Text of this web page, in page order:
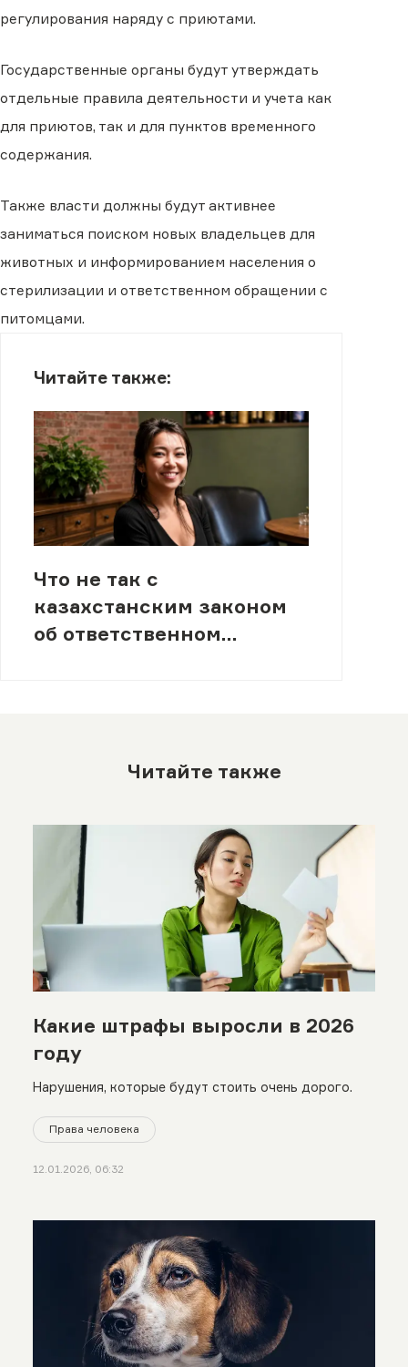
регулирования наряду с приютами.
Государственные органы будут утверждать
отдельные правила деятельности и учета как
для приютов, так и для пунктов временного
содержания.
Также власти должны будут активнее
заниматься поиском новых владельцев для
животных и информированием населения о
стерилизации и ответственном обращении с
питомцами.
Читайте также:
Что не так с
казахстанским законом
об ответственном
Читайте также
Какие штрафы выросли в 2026
году
Нарушения, которые будут стоить очень дорого.
Права человека
12.01.2026, 06:32